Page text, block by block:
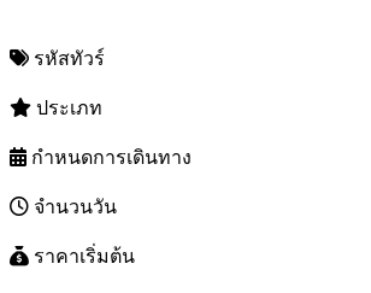
รหัสทัวร์
ประเภท
กำหนดการเดินทาง
จำนวนวัน
ราคาเริ่มต้น